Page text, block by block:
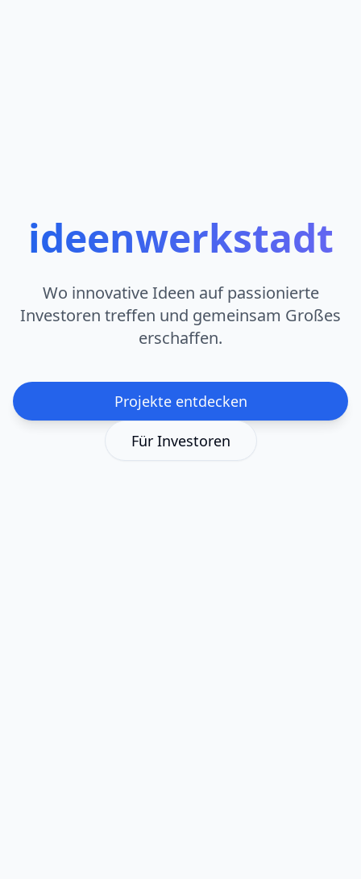
ideenwerkstadt
Wo innovative Ideen auf passionierte
Investoren treffen und gemeinsam Großes
erschaffen.
Projekte entdecken
Für Investoren